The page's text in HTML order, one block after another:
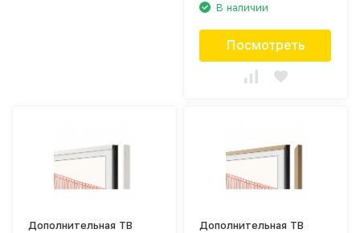
В наличии
Посмотреть
Дополнительная ТВ
Дополнительная ТВ